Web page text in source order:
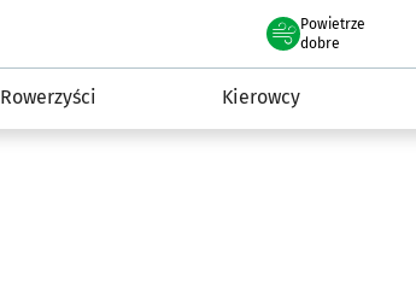
Powietrze
we Wrocławiu
dobre
Rowerzyści Kierowcy